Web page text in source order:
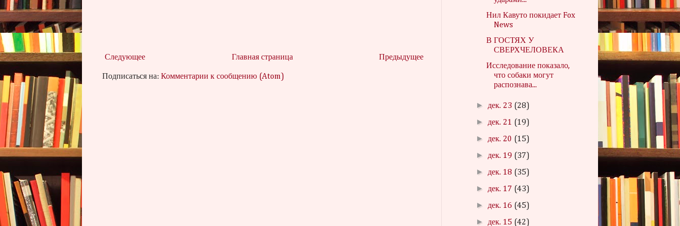
Следующее Предыдущее
Главная страница
Подписаться на: Комментарии к сообщению (Atom)
Нил Кавуто покидает Fox
News
В ГОСТЯХ У
СВЕРХЧЕЛОВЕКА
Исследование показало,
что собаки могут
распознава...
► дек. 23 (28)
► дек. 21 (19)
► дек. 20 (15)
► дек. 19 (37)
► дек. 18 (35)
► дек. 17 (43)
► дек. 16 (45)
► дек. 15 (42)